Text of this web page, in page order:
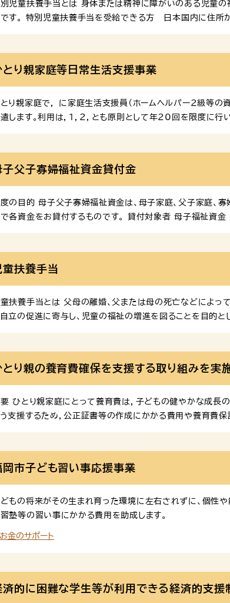
児童扶養手当とは 身体または精神に障がいのある児童の
す。 特別児童扶養手当を受給できる方 日本国内に住所
設、保育所、通所施設を除く）に入所しているとき。④定め
とり親家庭等日常生活支援事業
り親家庭で， に家庭生活支援員（ホームヘルパー2級等の
します。利用は，１，２，とも原則として年20回を限度に
にジャンプします。
子父子寡婦福祉資金貸付金
の目的 母子父子寡婦福祉資金は、母子家庭、父子家庭、寡
各資金をお貸付するものです。 貸付対象者 母子福祉資
が1名必要です。 修学資金、就学支度資金、修業資金、就
童扶養手当
扶養手当とは 父母の離婚、父または母の死亡などによっ
立の促進に寄与し、児童の福祉の増進を図ることを目的
している請求者の父母兄弟姉妹など）の前年の所得（1月
とり親の養育費確保を支援する取り組みを実
ひとり親家庭にとって養育費は，子どもの健やかな成長
支援するため，公正証書等の作成にかかる費用や養育
令和2年6月1日以降の日に限る）の翌日から起算して6か
岡市子ども習い事応援事業
もの将来がその生まれ育った環境に左右されずに、個性や
塾等の習い事にかかる費用を助成します。
金のサポート
済的に困難な学生等が利用できる経済的支援